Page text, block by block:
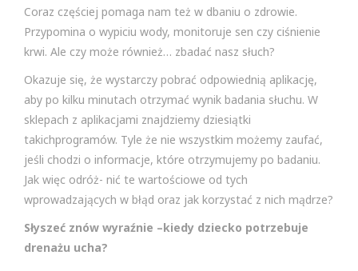
Coraz częściej pomaga nam też w dbaniu o zdrowie.
Przypomina o wypiciu wody, monitoruje sen czy ciśnienie
krwi. Ale czy może również… zbadać nasz słuch?
Okazuje się, że wystarczy pobrać odpowiednią aplikację,
aby po kilku minutach otrzymać wynik badania słuchu. W
sklepach z aplikacjami znajdziemy dziesiątki
takichprogramów. Tyle że nie wszystkim możemy zaufać,
jeśli chodzi o informacje, które otrzymujemy po badaniu.
Jak więc odróż- nić te wartościowe od tych
wprowadzających w błąd oraz jak korzystać z nich mądrze?
Słyszeć znów wyraźnie –kiedy dziecko potrzebuje
drenażu ucha?